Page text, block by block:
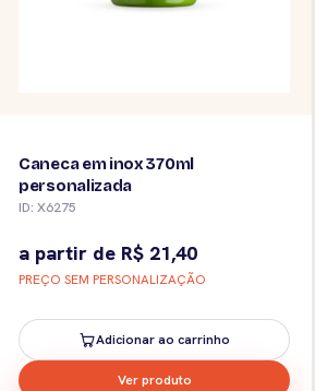
Caneca em inox 370ml
personalizada
ID: X6275
a partir de R$ 21,40
PREÇO SEM PERSONALIZAÇÃO
Adicionar ao carrinho
Ver produto